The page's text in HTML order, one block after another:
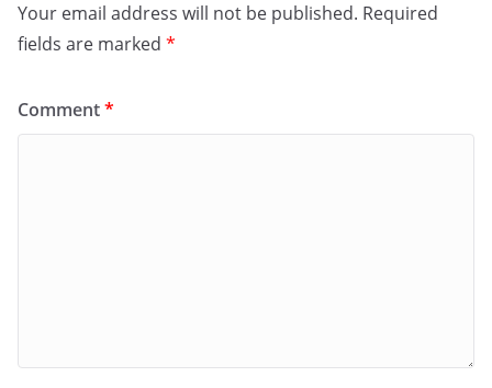
Your email address will not be published. Required
fields are marked *
Comment*